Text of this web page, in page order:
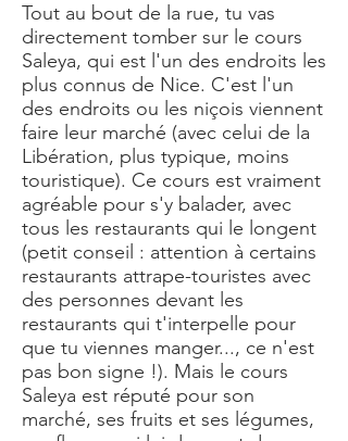
Tout au bout de la rue, tu vas
directement tomber sur le cours
Saleya, qui est l'un des endroits les
plus connus de Nice. C'est l'un
des endroits ou les niçois viennent
faire leur marché (avec celui de la
Libération, plus typique, moins
touristique). Ce cours est vraiment
agréable pour s'y balader, avec
tous les restaurants qui le longent
(petit conseil : attention à certains
restaurants attrape-touristes avec
des personnes devant les
restaurants qui t'interpelle pour
que tu viennes manger..., ce n'est
pas bon signe !). Mais le cours
Saleya est réputé pour son
marché, ses fruits et ses légumes,